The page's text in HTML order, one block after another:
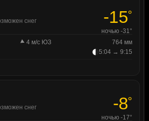
снег -15°
ночью -31°
4 м/с ЮЗ
764 мм
5:04 → 9:15
снег -8°
ночью -17°